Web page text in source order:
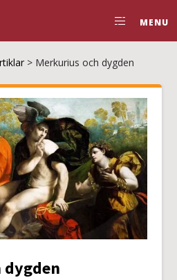
MENU
> Merkurius och dygden
dygden